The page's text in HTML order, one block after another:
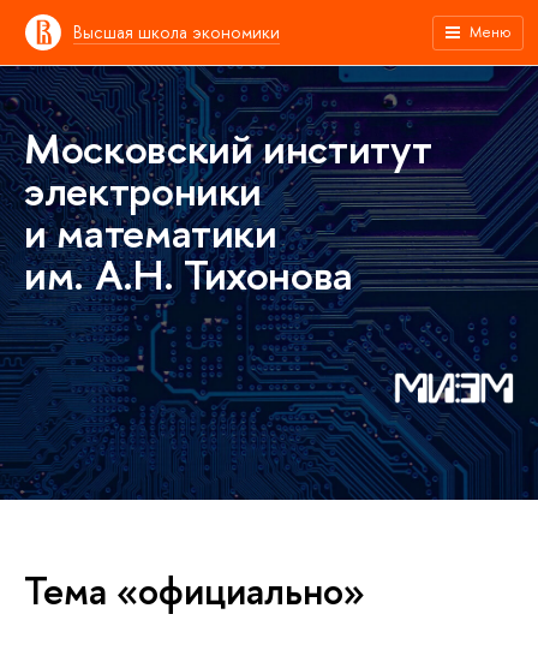
Высшая школа экономики Меню
Московский институт
электроники
и математики
им. А.Н. Тихонова
Тема «официально»